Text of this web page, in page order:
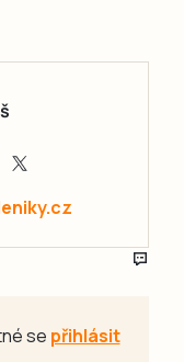
se přihlásit